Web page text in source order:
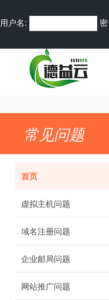
用户名:
常见问题
首页
虚拟主机问题
域名注册问题
企业邮局问题
网站推广问题